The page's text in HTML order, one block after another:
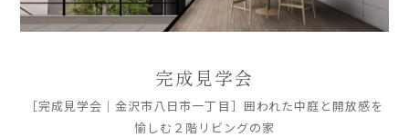
CONTENTS
インタビュー
土地情報
完成見学会
［完成見学会｜金沢市八日市一丁目］囲われた中庭と開放感を
愉しむ２階リビングの家